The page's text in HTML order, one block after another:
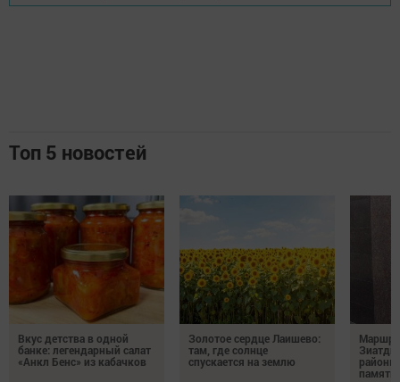
Топ 5 новостей
Вкус детства в одной
банке: легендарный салат
«Анкл Бенс» из кабачков
Золотое сердце Лаишево:
там, где солнце
спускается на землю
районы
память